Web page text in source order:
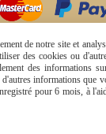
de notre site et
des cookies ou
des informations
informations
pour 6 mois, à